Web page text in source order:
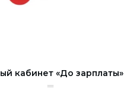
кабинет «До зарплаты»